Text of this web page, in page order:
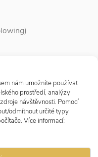
nám umožníte používat
prostředí, analýzy
návštěvnosti. Pomocí
odmítnout určité typy
Více informací: